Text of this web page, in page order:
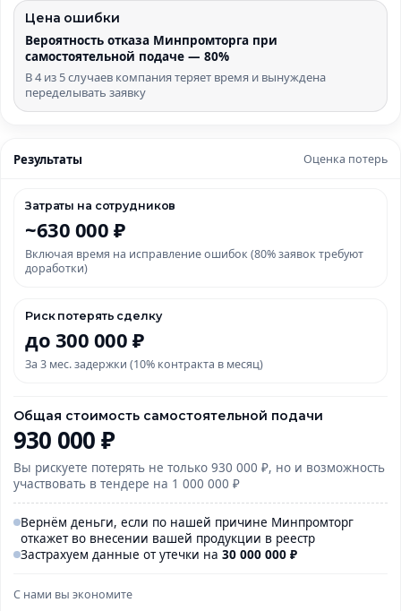
Цена ошибки
Вероятность отказа Минпромторга при
самостоятельной подаче — 80%
В 4 из 5 случаев компания теряет время и вынуждена
переделывать заявку
Результаты Оценка потерь
Затраты на сотрудников
~630 000 ₽
Включая время на исправление ошибок (80% заявок требуют
доработки)
Риск потерять сделку
до 300 000 ₽
За 3 мес. задержки (10% контракта в месяц)
Общая стоимость самостоятельной подачи
930 000 ₽
Вы рискуете потерять не только 930 000 ₽, но и возможность
участвовать в тендере на 1 000 000 ₽
Вернём деньги, если по нашей причине Минпромторг
откажет во внесении вашей продукции в реестр
Застрахуем данные от утечки на 30 000 000 ₽
С нами вы экономите